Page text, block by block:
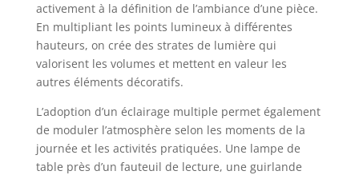
activement à la définition de l’ambiance d’une pièce.
En multipliant les points lumineux à différentes
hauteurs, on crée des strates de lumière qui
valorisent les volumes et mettent en valeur les
autres éléments décoratifs.
L’adoption d’un éclairage multiple permet également
de moduler l’atmosphère selon les moments de la
journée et les activités pratiquées. Une lampe de
table près d’un fauteuil de lecture, une guirlande